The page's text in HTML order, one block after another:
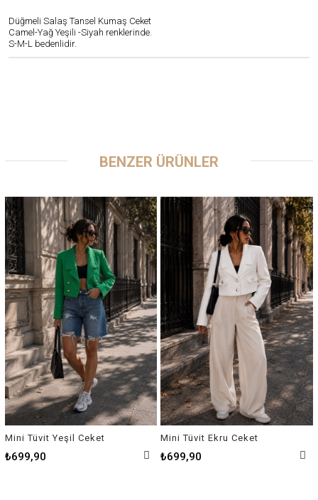
Düğmeli Salaş Tansel Kumaş Ceket
Camel-Yağ Yeşili -Siyah renklerinde.
S-M-L bedenlidir.
BENZER ÜRÜNLER
Mini Tüvit Yeşil Ceket
₺699,90
Mini Tüvit Ekru Ceket
₺699,90